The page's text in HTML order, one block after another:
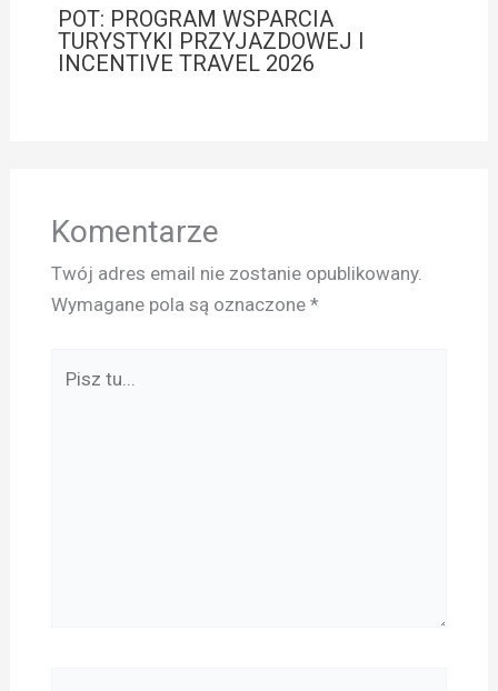
POT: PROGRAM WSPARCIA
TURYSTYKI PRZYJAZDOWEJ I
INCENTIVE TRAVEL 2026
Komentarze
Twój adres email nie zostanie opublikowany.
Wymagane pola są oznaczone *